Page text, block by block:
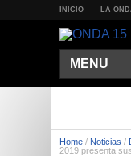
INICIO LA
MENU
Home / Noticias /
2019 presenta